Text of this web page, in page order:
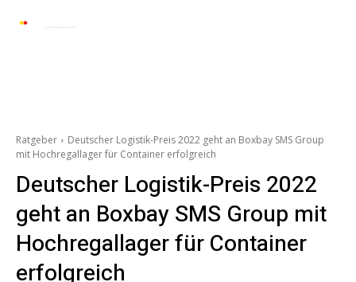
Ratgeber
Deutscher Logistik-Preis 2022 geht an Boxbay SMS Group
mit Hochregallager für Container erfolgreich
Deutscher Logistik-Preis 2022
geht an Boxbay SMS Group mit
Hochregallager für Container
erfolgreich